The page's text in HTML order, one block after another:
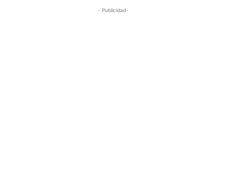
- Publicidad-